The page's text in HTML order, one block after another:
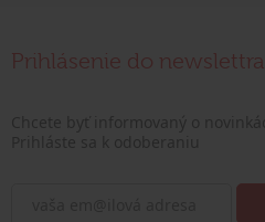
Prihlásenie do newslettra